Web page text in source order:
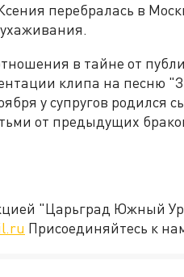
перебралась в
в тайне от
клипа на песню
у супругов родился
от предыдущих
"Царьград Южный
Присоединяйтесь к